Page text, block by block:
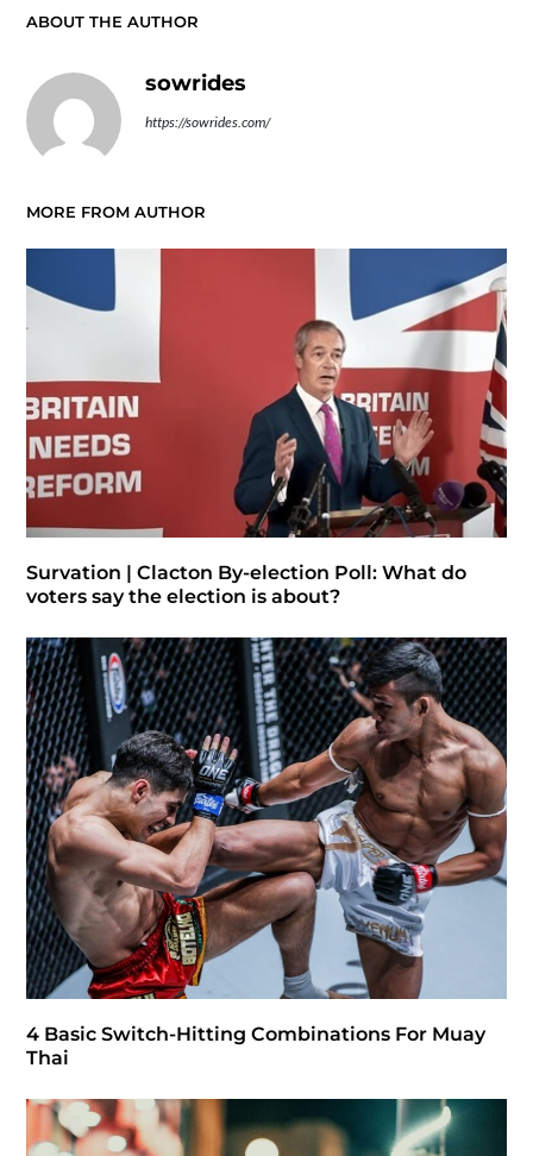
ABOUT THE AUTHOR
sowrides
https://sowrides.com/
MORE FROM AUTHOR
Survation | Clacton By-election Poll: What do
voters say the election is about?
4 Basic Switch-Hitting Combinations For Muay
Thai